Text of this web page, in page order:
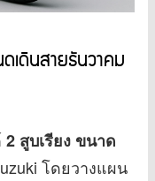
ดินสายธันวาคม
2 สูบเรียง ขนาด
โดยวางแผน